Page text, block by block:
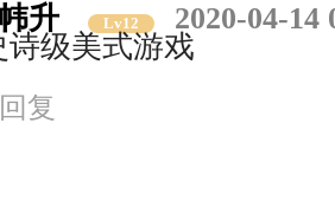
升 Lv12
2020-04-14
诗级美式游戏
回复